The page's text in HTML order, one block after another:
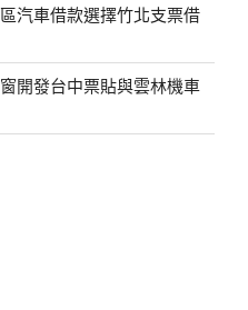
汽車借款選擇竹北支票借
開發台中票貼與雲林機車